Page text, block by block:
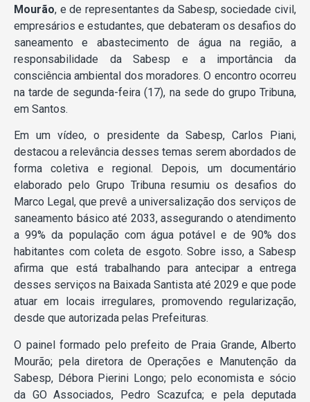
Mourão, e de representantes da Sabesp, sociedade civil,
empresários e estudantes, que debateram os desafios do
saneamento e abastecimento de água na região, a
responsabilidade da Sabesp e a importância da
consciência ambiental dos moradores. O encontro ocorreu
na tarde de segunda-feira (17), na sede do grupo Tribuna,
em Santos.
Em um vídeo, o presidente da Sabesp, Carlos Piani,
destacou a relevância desses temas serem abordados de
forma coletiva e regional. Depois, um documentário
elaborado pelo Grupo Tribuna resumiu os desafios do
Marco Legal, que prevê a universalização dos serviços de
saneamento básico até 2033, assegurando o atendimento
a 99% da população com água potável e de 90% dos
habitantes com coleta de esgoto. Sobre isso, a Sabesp
afirma que está trabalhando para antecipar a entrega
desses serviços na Baixada Santista até 2029 e que pode
atuar em locais irregulares, promovendo regularização,
desde que autorizada pelas Prefeituras.
O painel formado pelo prefeito de Praia Grande, Alberto
Mourão; pela diretora de Operações e Manutenção da
Sabesp, Débora Pierini Longo; pelo economista e sócio
da GO Associados, Pedro Scazufca; e pela deputada